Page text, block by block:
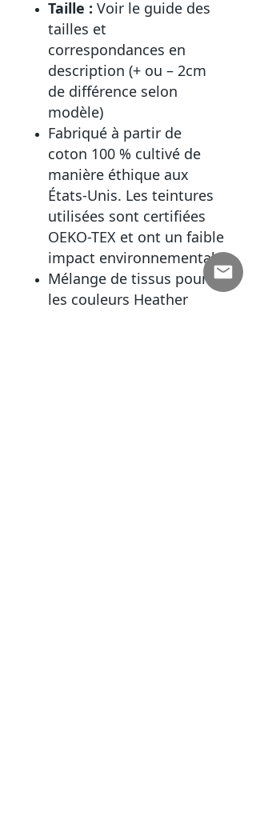
Taille : Voir le guide des
tailles et
correspondances en
description (+ ou – 2cm
de différence selon
modèle)
Fabriqué à partir de
coton 100 % cultivé de
manière éthique aux
États-Unis. Les teintures
utilisées sont certifiées
OEKO-TEX et ont un faible
impact environnemental.
Mélange de tissus pour
les couleurs Heather